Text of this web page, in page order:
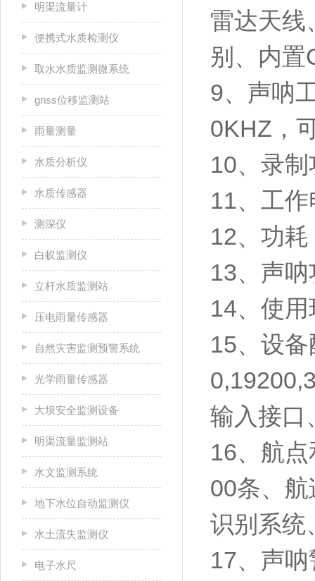
明渠流量计
便携式水质检测仪
取水水质监测微系统
gnss位移监测站
雨量测量
水质分析仪
水质传感器
测深仪
白蚁监测仪
立杆水质监测站
压电雨量传感器
自然灾害监测预警系统
光学雨量传感器
大坝安全监测设备
明渠流量监测站
水文监测系统
地下水位自动监测仪
水土流失监测仪
电子水尺
雷达天线
别、内置
9、声呐
0KHZ，
10、录
11、工
12、功
13、声
14、使
15、设
输入接口
16、航
00条、
识别系统
17、声